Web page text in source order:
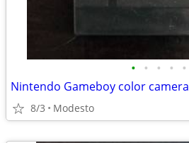
• • • • •
Nintendo Gameboy color camera
8/3 Modesto